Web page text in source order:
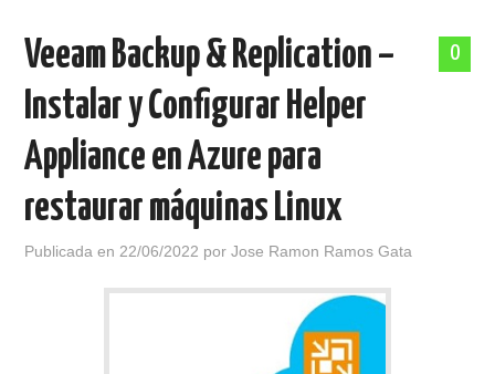
0
Veeam Backup & Replication –
Instalar y Configurar Helper
Appliance en Azure para
restaurar máquinas Linux
Publicada en 22/06/2022 porJose Ramon Ramos Gata